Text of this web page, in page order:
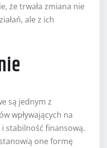
że trwała zmiana nie
ale z ich
są jednym z
wpływających na
stabilność finansową.
one formę